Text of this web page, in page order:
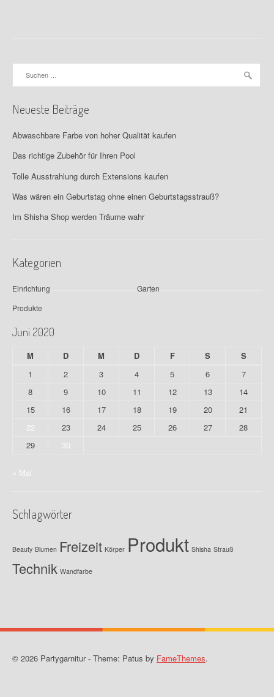
nach:
Neueste Beiträge
Abwaschbare Farbe von hoher Qualität kaufen
Das richtige Zubehör für Ihren Pool
Tolle Ausstrahlung durch Extensions kaufen
Was wären ein Geburtstag ohne einen Geburtstagsstrauß?
Im Shisha Shop werden Träume wahr
Kategorien
Einrichtung
Garten
Produkte
Juni 2020
M D M D F S
S
1
2 3 4 5 6
7
8
9 10 11 12 13
14
15
16 17 18 19 20
21
22
23 24 25 26 27
28
29
30
« Mai
Schlagwörter
Beauty Blumen Freizeit Körper Produkt Shisha Strauß
Technik Wandfarbe
© 2026 Partygarnitur - Theme: Patus by FameThemes.